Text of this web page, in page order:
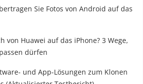
Sie Fotos von Android auf das
von Huawei auf das iPhone? 3 Wege,
dürfen
und App-Lösungen zum Klonen